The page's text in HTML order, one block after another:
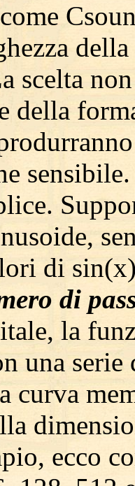
scelta
della
sensibile.
di
di
la
una
curva
ecco